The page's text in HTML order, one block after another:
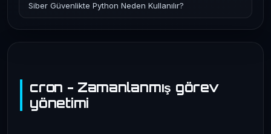
cron - Zamanlanmış görev
yönetimi
Siber Güvenlikte Python Neden Kullanılır?